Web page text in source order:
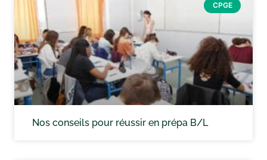
CPGE
Nos conseils pour réussir en prépa B/L